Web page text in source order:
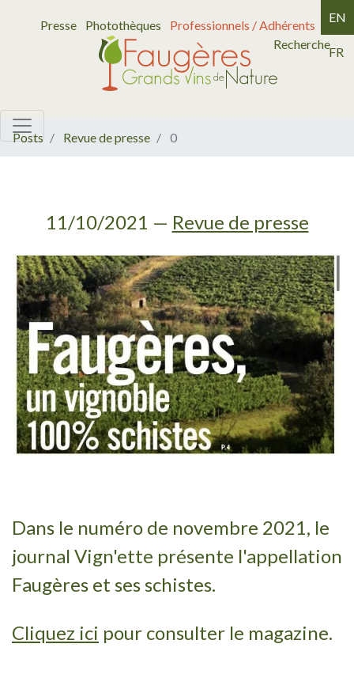
Presse Photothèques
Professionnels / Adhérents
Recherche
EN
FR
Posts Revue de presse 0
11/10/2021 — Revue de presse
Dans le numéro de novembre 2021, le
journal Vign'ette présente l'appellation
Faugères et ses schistes.
Cliquez ici pour consulter le magazine.